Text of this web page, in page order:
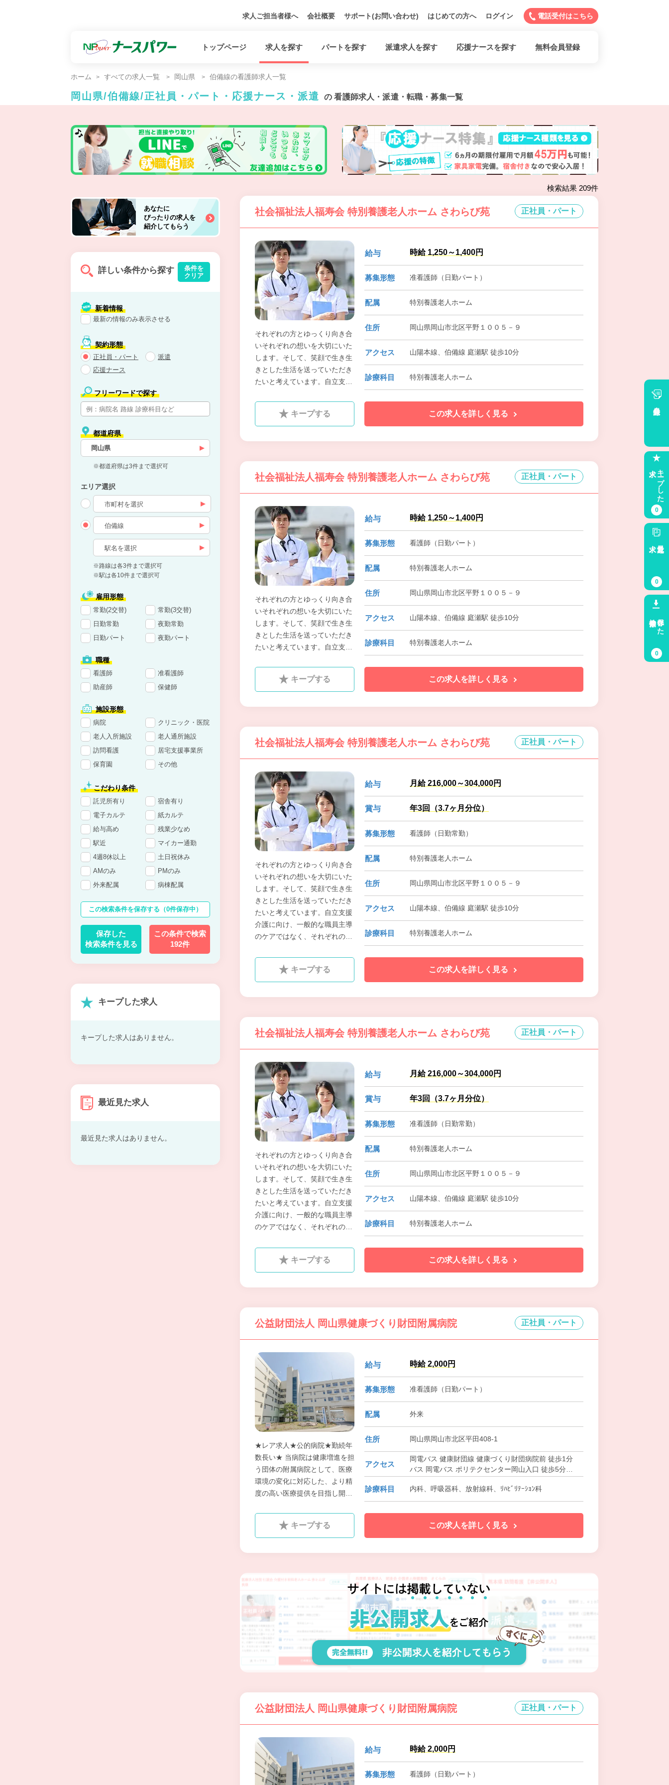
求人ご担当者様へ 会社概要 サポート(お問い合わせ) はじめての方へ ログイン 電話受付はこちら
トップページ 求人を探す パートを探す 派遣求人を探す 応援ナースを探す 無料会員登録
ホーム すべての求人一覧 岡山県 伯備線の看護師求人一覧
岡山県/伯備線/正社員・パート・応援ナース・派遣 の 看護師求人・派遣・転職・募集一覧
検索結果 209件
社会福祉法人福寿会 特別養護老人ホーム さわらび苑 正社員・パート
それぞれの方とゆっくり向き合
いそれぞれの想いを大切にいた
します。そして、笑顔で生き生
きとした生活を送っていただき
たいと考えています。自立支援
のケアではなく、それぞれの方
がどのような能力を持ち、どの
のかを共に見つけ出していき、
ていきます。
給与 時給 1,250～1,400円
募集形態 准看護師（日勤パート）
配属 特別養護老人ホーム
住所 岡山県岡山市北区平野１００５－９
アクセス 山陽本線、伯備線 庭瀬駅 徒歩10分
診療科目 特別養護老人ホーム
キープする この求人を詳しく見る
社会福祉法人福寿会 特別養護老人ホーム さわらび苑 正社員・パート
それぞれの方とゆっくり向き合
いそれぞれの想いを大切にいた
します。そして、笑顔で生き生
きとした生活を送っていただき
たいと考えています。自立支援
のケアではなく、それぞれの方
がどのような能力を持ち、どの
のかを共に見つけ出していき、
ていきます。
給与 時給 1,250～1,400円
募集形態 看護師（日勤パート）
配属 特別養護老人ホーム
住所 岡山県岡山市北区平野１００５－９
アクセス 山陽本線、伯備線 庭瀬駅 徒歩10分
診療科目 特別養護老人ホーム
キープする この求人を詳しく見る
社会福祉法人福寿会 特別養護老人ホーム さわらび苑 正社員・パート
それぞれの方とゆっくり向き合
いそれぞれの想いを大切にいた
します。そして、笑顔で生き生
きとした生活を送っていただき
たいと考えています。自立支援
介護に向け、一般的な職員主導
のケアではなく、それぞれの方
ような想いを持ち、どうしたい
のかを共に見つけ出していき、
どのような日常を過ごしていく
のかを、ご利用者様本位で考え
給与 月給 216,000～304,000円
賞与 年3回（3.7ヶ月分位）
募集形態 看護師（日勤常勤）
配属 特別養護老人ホーム
住所 岡山県岡山市北区平野１００５－９
アクセス 山陽本線、伯備線 庭瀬駅 徒歩10分
診療科目 特別養護老人ホーム
キープする この求人を詳しく見る
社会福祉法人福寿会 特別養護老人ホーム さわらび苑 正社員・パート
それぞれの方とゆっくり向き合
いそれぞれの想いを大切にいた
します。そして、笑顔で生き生
きとした生活を送っていただき
たいと考えています。自立支援
介護に向け、一般的な職員主導
のケアではなく、それぞれの方
ような想いを持ち、どうしたい
のかを共に見つけ出していき、
どのような日常を過ごしていく
のかを、ご利用者様本位で考え
給与 月給 216,000～304,000円
賞与 年3回（3.7ヶ月分位）
募集形態 准看護師（日勤常勤）
配属 特別養護老人ホーム
住所 岡山県岡山市北区平野１００５－９
アクセス 山陽本線、伯備線 庭瀬駅 徒歩10分
診療科目 特別養護老人ホーム
キープする この求人を詳しく見る
公益財団法人 岡山県健康づくり財団附属病院 正社員・パート
★レア求人★公的病院★勤続年
数長い★ 当病院は健康増進を担
う団体の附属病院として、医療
環境の変化に対応した、より精
度の高い医療提供を目指し開院
吸器科を中核とし呼吸器疾患
（慢性呼吸不全、気管支喘息、
治療も行っています。
給与 時給 2,000円
募集形態 准看護師（日勤パート）
配属 外来
住所 岡山県岡山市北区平田408-1
アクセス
岡電バス 健康財団線 健康づくり財団病院前 徒歩1分
バス 岡電バス ポリテクセンター岡山入口 徒歩5分
山陽本線、伯備線 北長瀬駅から車で約10分
診療科目 内科、呼吸器科、放射線科、ﾘﾊﾋﾞﾘﾃｰｼｮﾝ科
キープする この求人を詳しく見る
公益財団法人 岡山県健康づくり財団附属病院 正社員・パート
給与 時給 2,000円
募集形態 看護師（日勤パート）
あなたに
ぴったりの求人を
紹介してもらう
詳しい条件から探す
条件を
クリア
新着情報
最新の情報のみ表示させる
契約形態
正社員・パート
派遣
応援ナース
フリーワードで探す
都道府県
岡山県
※都道府県は3件まで選択可
エリア選択
※路線は各3件まで選択可
※駅は各10件まで選択可
雇用形態
常勤(2交替)
常勤(3交替)
日勤常勤
夜勤常勤
日勤パート
夜勤パート
職種
看護師
准看護師
助産師
保健師
施設形態
病院
クリニック・医院
老人入所施設
老人通所施設
訪問看護
居宅支援事業所
保育園
その他
こだわり条件
託児所有り
宿舎有り
電子カルテ
紙カルテ
給与高め
残業少なめ
駅近
マイカー通勤
4週8休以上
土日祝休み
AMのみ
PMのみ
外来配属
病棟配属
この検索条件を保存する （0件保存中）
保存した
検索条件を見る
この条件で検索
192件
キープした求人
キープした求人はありません。
最近見た求人
最近見た求人はありません。
キープした
0
最近見た
0
保存した
0